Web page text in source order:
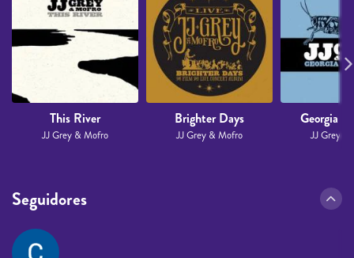
This River
JJ Grey & Mofro
Brighter Days
JJ Grey & Mofro
Georgia
JJ Grey &
Seguidores